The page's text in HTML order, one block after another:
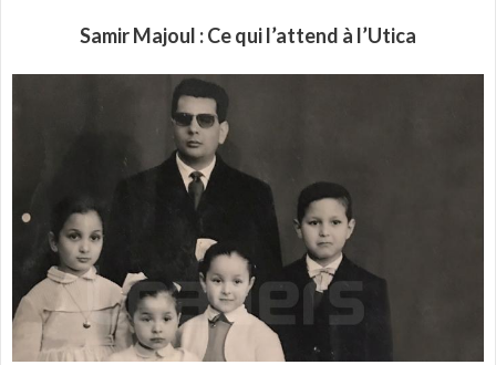
Samir Majoul : Ce qui l’attend à l’Utica